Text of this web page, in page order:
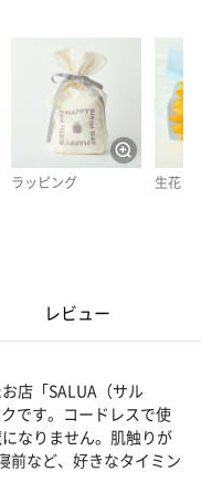
ラッピング 生花
レビュー
店「SALUA（サル
です。コードレスで使
なりません。肌触りが
前など、好きなタイミン